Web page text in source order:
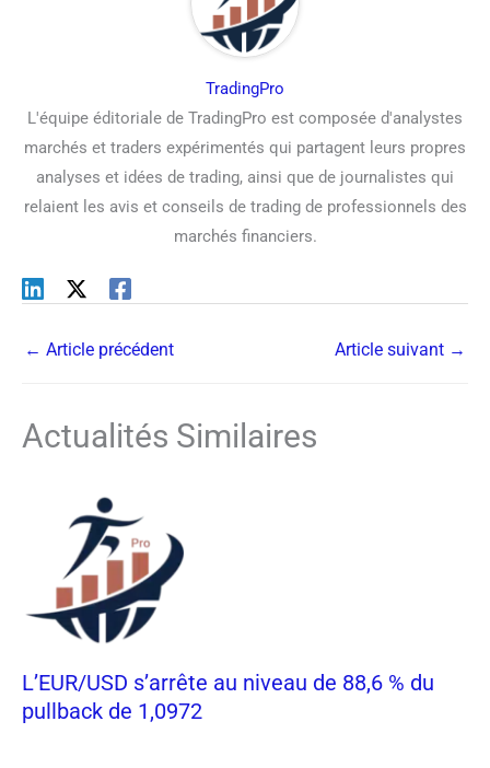
TradingPro
L'équipe éditoriale de TradingPro est composée d'analystes
marchés et traders expérimentés qui partagent leurs propres
analyses et idées de trading, ainsi que de journalistes qui
relaient les avis et conseils de trading de professionnels des
marchés financiers.
← Article précédent Article suivant →
Actualités Similaires
L’EUR/USD s’arrête au niveau de 88,6 % du
pullback de 1,0972